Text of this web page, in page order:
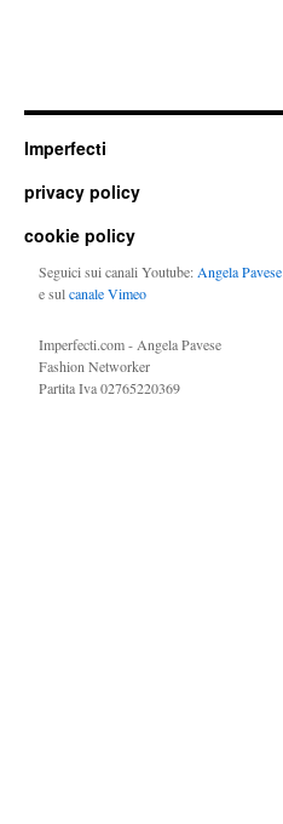
Imperfecti
privacy policy
cookie policy
Seguici sui canali Youtube: Angela Pavese
e sulcanale Vimeo
Imperfecti.com - Angela Pavese
Fashion Networker
Partita Iva 02765220369